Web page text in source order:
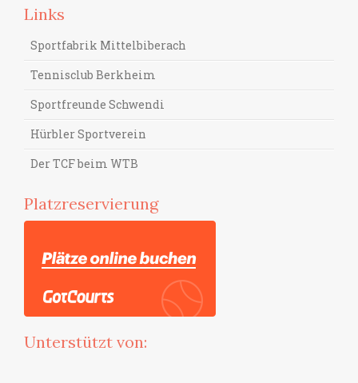
Links
Sportfabrik Mittelbiberach
Tennisclub Berkheim
Sportfreunde Schwendi
Hürbler Sportverein
Der TCF beim WTB
Platzreservierung
Unterstützt von: